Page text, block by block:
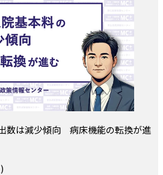
数は減少傾向 病床機能の転換が進